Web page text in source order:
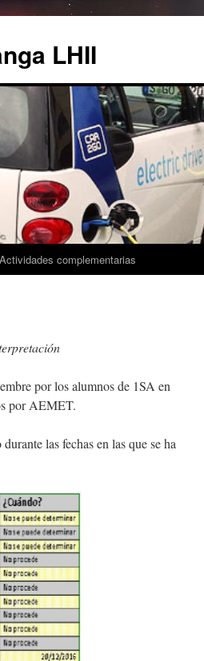
LHII
Actividades complementarias
por los alumnos de 1SA en
por AEMET.
las fechas en las que se ha